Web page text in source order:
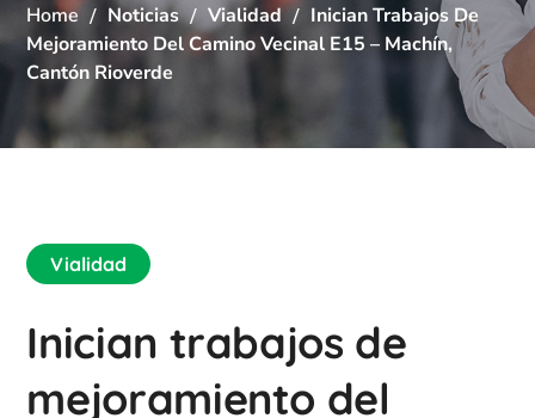
Home Noticias Vialidad
Inician Trabajos De
Mejoramiento Del Camino Vecinal E15 – Machín,
Cantón Rioverde
Vialidad
Inician trabajos de
mejoramiento del